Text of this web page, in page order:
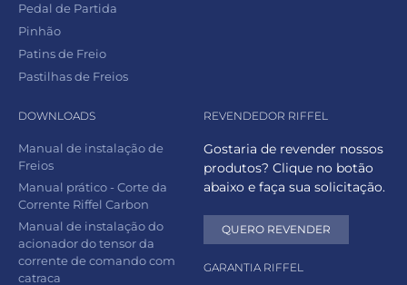
Pedal de Partida
Pinhão
Patins de Freio
Pastilhas de Freios
DOWNLOADS
Manual de instalação de
Freios
Manual prático - Corte da
Corrente Riffel Carbon
Manual de instalação do
acionador do tensor da
corrente de comando com
catraca
REVENDEDOR RIFFEL
Gostaria de revender nossos
produtos? Clique no botão
abaixo e faça sua solicitação.
QUERO REVENDER
GARANTIA RIFFEL